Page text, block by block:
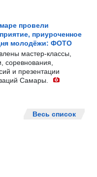
провели
приуроченное
молодёжи: ФОТО
мастер-классы,
соревнования,
и презентации
Самары.
Весь список